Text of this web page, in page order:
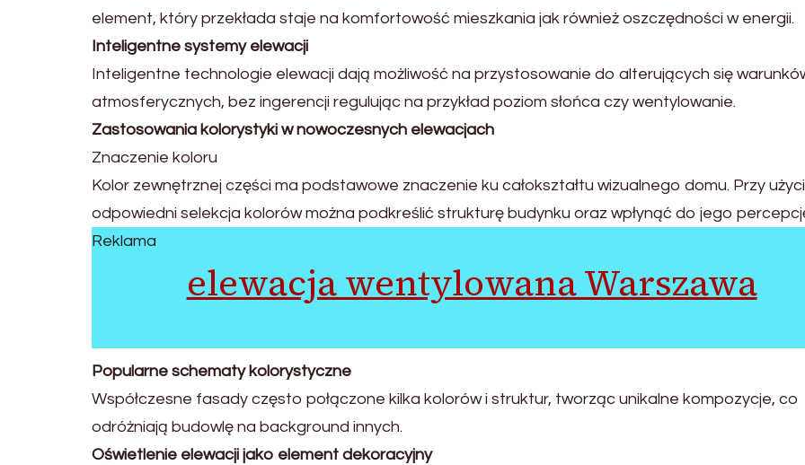
element, który przekłada staje na komfortowość mieszkania jak również oszczędności w energii.
Inteligentne systemy elewacji
Inteligentne technologie elewacji dają możliwość na przystosowanie do alterujących się
atmosferycznych, bez ingerencji regulując na przykład poziom słońca czy wentylowanie.
Zastosowania kolorystyki w nowoczesnych elewacjach
Znaczenie koloru
Kolor zewnętrznej części ma podstawowe znaczenie ku całokształtu wizualnego domu. Przy
odpowiedni selekcja kolorów można podkreślić strukturę budynku oraz wpłynąć do jego
Reklama
elewacja wentylowana Warszawa
Popularne schematy kolorystyczne
Współczesne fasady często połączone kilka kolorów i struktur, tworząc unikalne kompozycje, co
odróżniają budowlę na background innych.
Oświetlenie elewacji jako element dekoracyjny